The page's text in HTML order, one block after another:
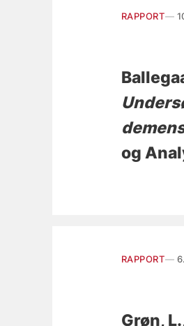
RAPPORT
og
RAPPORT
Grøn, L.